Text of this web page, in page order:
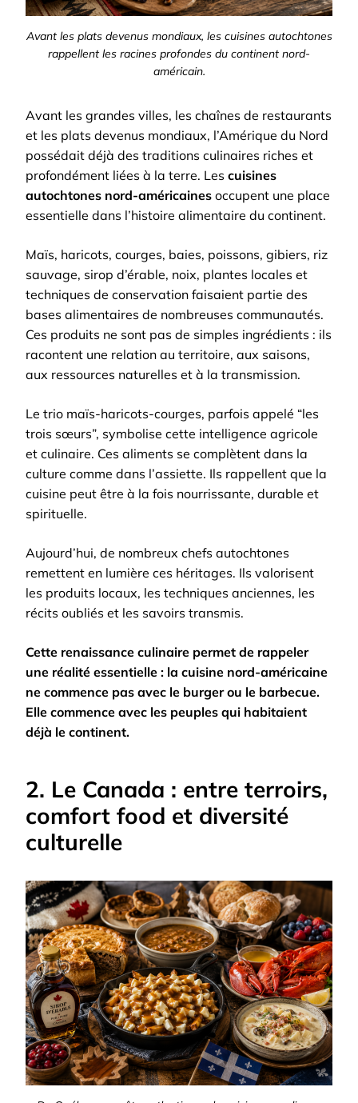
Avant les plats devenus mondiaux, les cuisines autochtones
rappellent les racines profondes du continent nord-
américain.
Avant les grandes villes, les chaînes de restaurants
et les plats devenus mondiaux, l’Amérique du Nord
possédait déjà des traditions culinaires riches et
profondément liées à la terre. Les cuisines
autochtones nord-américaines occupent une place
essentielle dans l’histoire alimentaire du continent.
Maïs, haricots, courges, baies, poissons, gibiers, riz
sauvage, sirop d’érable, noix, plantes locales et
techniques de conservation faisaient partie des
bases alimentaires de nombreuses communautés.
Ces produits ne sont pas de simples ingrédients : ils
racontent une relation au territoire, aux saisons,
aux ressources naturelles et à la transmission.
Le trio maïs-haricots-courges, parfois appelé “les
trois sœurs”, symbolise cette intelligence agricole
et culinaire. Ces aliments se complètent dans la
culture comme dans l’assiette. Ils rappellent que la
cuisine peut être à la fois nourrissante, durable et
spirituelle.
Aujourd’hui, de nombreux chefs autochtones
remettent en lumière ces héritages. Ils valorisent
les produits locaux, les techniques anciennes, les
récits oubliés et les savoirs transmis.
Cette renaissance culinaire permet de rappeler
une réalité essentielle : la cuisine nord-américaine
ne commence pas avec le burger ou le barbecue.
Elle commence avec les peuples qui habitaient
déjà le continent.
2. Le Canada : entre terroirs,
comfort food et diversité
culturelle